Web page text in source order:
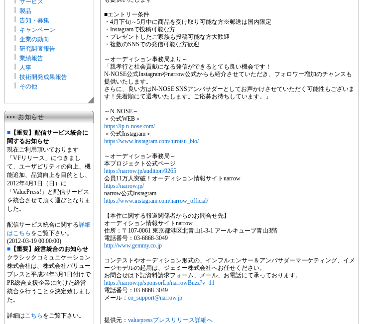
サービス
製品
告知・募集
キャンペーン
企業の動向
研究調査報告
業績報告
人事
技術開発成果報告
その他
■ 【重要】配信サービス統合に
関するお知らせ
現在ご利用頂いております
「VFリリース」につきまし
て、ユーザビリティの向上、機
能追加、品質向上を目的とし、
2012年4月1日（日）に
「ValuePress!」と配信サービス
を統合させて頂く運びとなりま
した。
配信サービス統合に関する詳細
はこちら をご覧下さい。
(2012-03-19 00:00:00)
■ 【重要】経営統合のお知らせ
クラシックコミュニケーション
株式会社は、株式会社バリュー
プレスと平成24年3月1日付けで
PR総合支援企業に向けた経営
統合を行うことを決定致しまし
た。
詳細はこちら をご覧下さい。
■エントリー条件
・4月下旬～5月中に商品を受け取り可能な方※郵送は国内限定
・Instagramで投稿可能な方
・プレゼントしたご家族も投稿可能な方大歓迎
・複数のSNSでの発信可能な方歓迎
～オーディション事務局より～
「親孝行と社会貢献になる発信ができるとても良い機会です！
N-NOSE公式Instagramやnarrow公式からも紹介させていただき、フォロワー増加のチャンスも
提供いたします。
さらに、良い方はN-NOSE SNSアンバサダーとしてお声かけさせていただく可能性もございま
す！先着順にて選考いたします。ご応募お待ちしています。」
～N-NOSE～
＜公式WEB＞
https://lp.n-nose.com/
＜公式Instagram＞
https://www.instagram.com/hirotsu_bio/
～オーディション事務局～
本プロジェクト公式ページ
https://narrow.jp/audition/9265
会員11万人突破！オーディション情報サイトnarrow
https://narrow.jp/
narrow公式Instagram
https://www.instagram.com/narrow_official/
【本件に関する報道関係者からのお問合せ先】
オーディション情報サイトnarrow
住所：〒107-0061 東京都港区北青山1-3-1 アールキューブ青山3階
電話番号：03-6868-3049
http://www.gemmy.co.jp
コンテストやオーディション形式の、インフルエンサー＆アンバサダーマーケティング、イメ
ージモデルの起用は、ジェミー株式会社へお任せください。
お問合せは下記資料請求フォーム、メール、お電話にて承っております。
https://narrow.jp/sponsorLp/narrowBuzz?v=11
電話番号：03-6868-3049
メール： co_support@narrow.jp
提供元： valuepressプレスリリース詳細へ